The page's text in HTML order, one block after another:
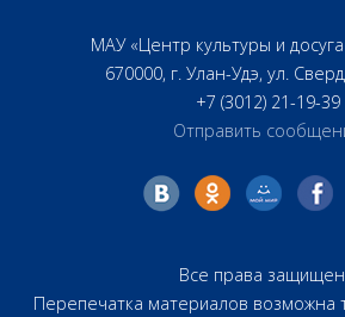
МАУ «Центр культуры и досуга
670000, г. Улан-Удэ, ул.
+7 (3012) 21-19-39
Отправить
Все права
Перепечатка материалов возможна